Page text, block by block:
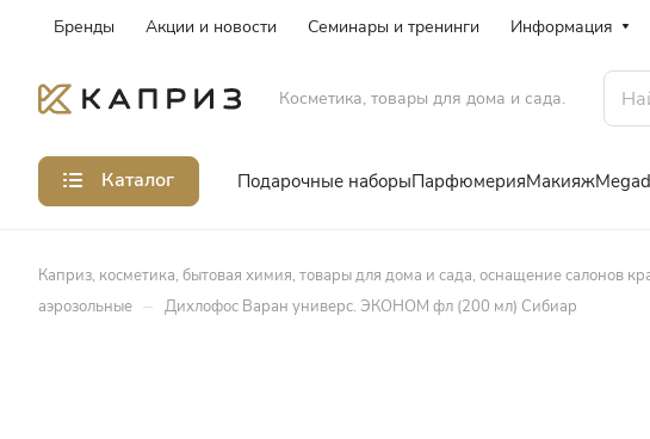
Бренды Акции и новости Семинары и тренинги Информация
Косметика, товары для дома и сада.
Каталог Подарочные наборыПарфюмерияМакияж
Каприз, косметика, бытовая химия, товары для дома и сада, оснащение салонов
аэрозольные – Дихлофос Варан универс. ЭКОНОМ фл (200 мл) Сибиар